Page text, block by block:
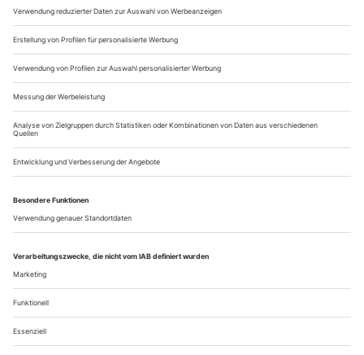
Der große Unterschied
Im Vergleich: Wuppertal bringt das Original von Bohuslav Martinus
«Griechischer Passion» mit neuem deutschen Text heraus, in
Karlsruhe ist die Zweitfassung mit englischem Libretto zu erleben
Das Ende bleibt offen. Kein Trauerflor in Moll, kein
Silberstreif, keine Erlösungsharmonie. Wie ein Fragment, wie
eine Frage verweht der letzte B-Dur-Akkord. Eine Quinte
und Quart, übereinander geschichtet, in der Tiefe; ein
dreigestrichenes D und ein zweigestrichenes F dominieren die
Höhe. Der Grundton, ins Abseits gedrängt. Als ob man diesem
Akkord nicht trauen...
Über uns Kontakt Kritikerumfrage Newsletter